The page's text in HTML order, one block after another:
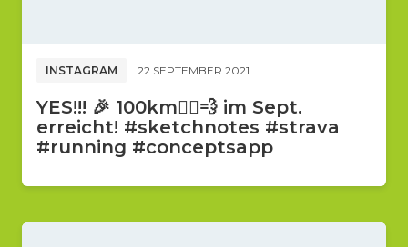
INSTAGRAM 22 SEPTEMBER 2021
YES!!! 🎉 100km🏃‍♂️💨 im Sept.
erreicht! #sketchnotes #strava
#running #conceptsapp